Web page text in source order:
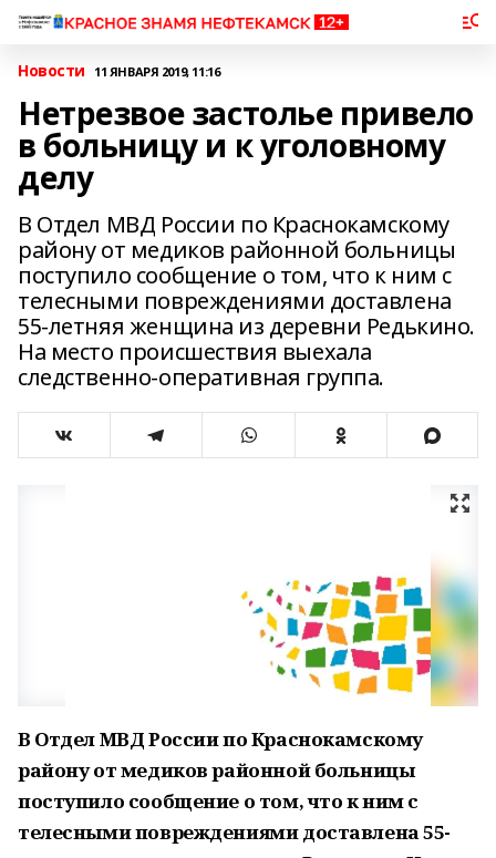
Новости 11 ЯНВАРЯ 2019, 11:16
Нетрезвое застолье привело
в больницу и к уголовному
делу
В Отдел МВД России по Краснокамскому
району от медиков районной больницы
поступило сообщение о том, что к ним с
телесными повреждениями доставлена
55-летняя женщина из деревни Редькино.
На место происшествия выехала
следственно-оперативная группа.
В Отдел МВД России по Краснокамскому
району от медиков районной больницы
поступило сообщение о том, что к ним с
телесными повреждениями доставлена 55-